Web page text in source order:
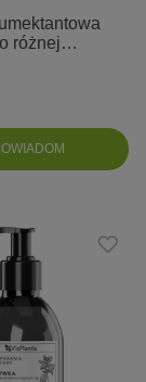
różnej